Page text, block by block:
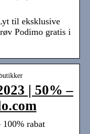
til eksklusive
Podimo gratis i
| 50% –
100% rabat